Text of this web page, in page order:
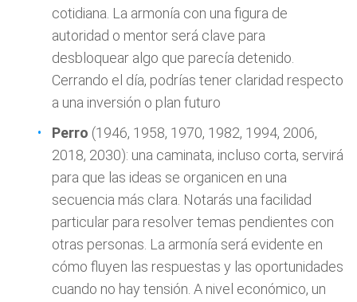
cotidiana. La armonía con una figura de
autoridad o mentor será clave para
desbloquear algo que parecía detenido.
Cerrando el día, podrías tener claridad respecto
a una inversión o plan futuro
Perro (1946, 1958, 1970, 1982, 1994, 2006,
2018, 2030): una caminata, incluso corta, servirá
para que las ideas se organicen en una
secuencia más clara. Notarás una facilidad
particular para resolver temas pendientes con
otras personas. La armonía será evidente en
cómo fluyen las respuestas y las oportunidades
cuando no hay tensión. A nivel económico, un